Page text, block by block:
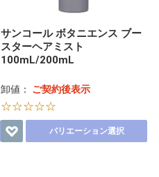
サンコール ボタニエンス ブー
スターヘアミスト
100mL/200mL
卸値： ご契約後表示
☆☆☆☆☆
バリエーション選択